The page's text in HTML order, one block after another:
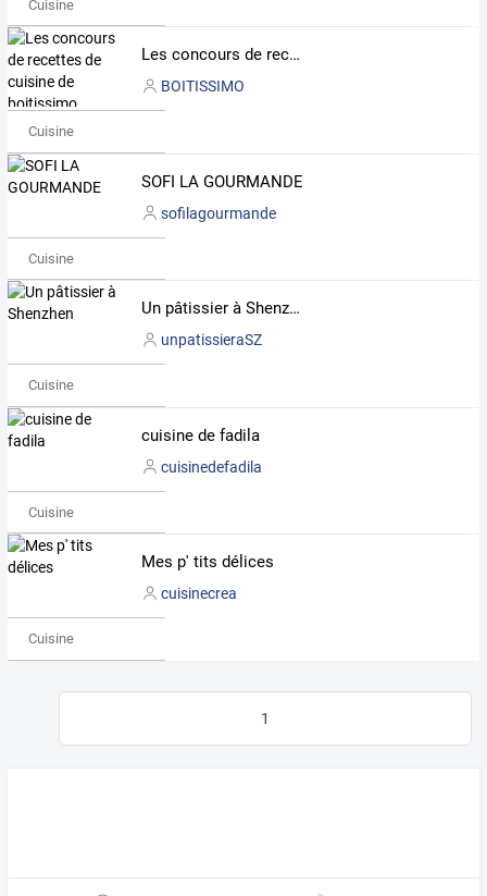
Cuisine
Les concours de recettes de cuisine de boitissimo
BOITISSIMO
Cuisine
SOFI LA GOURMANDE
sofilagourmande
Cuisine
Un pâtissier à Shenzhen
unpatissieraSZ
Cuisine
cuisine de fadila
cuisinedefadila
Cuisine
Mes p' tits délices
cuisinecrea
Cuisine
1